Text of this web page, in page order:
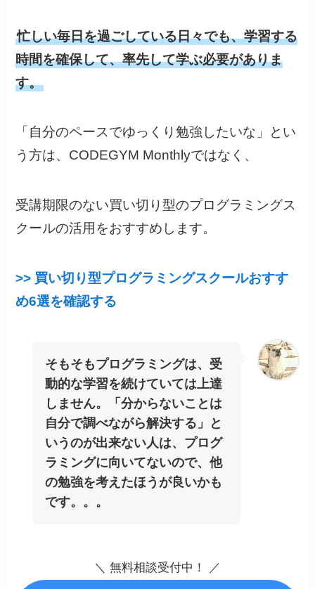
忙しい毎日を過ごしている日々でも、学習する
時間を確保して、率先して学ぶ必要がありま
す。
「自分のペースでゆっくり勉強したいな」とい
う方は、CODEGYM Monthlyではなく、
受講期限のない買い切り型のプログラミングス
クールの活用をおすすめします。
>> 買い切り型プログラミングスクールおすす
め6選を確認する
そもそもプログラミングは、受
動的な学習を続けていては上達
しません。「分からないことは
自分で調べながら解決する」と
いうのが出来ない人は、プログ
ラミングに向いてないので、他
の勉強を考えたほうが良いかも
です。。。
＼ 無料相談受付中！ ／